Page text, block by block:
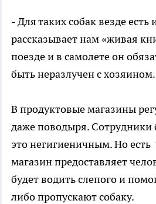
- Для таких собак везде
рассказывает нам «живая
поезде и в самолете он
быть неразлучен с хозяином.
В продуктовые магазины
даже поводыря. Сотрудники
это негигиеничным. Но
магазин предоставляет
будет водить слепого и
либо пропускают собаку.